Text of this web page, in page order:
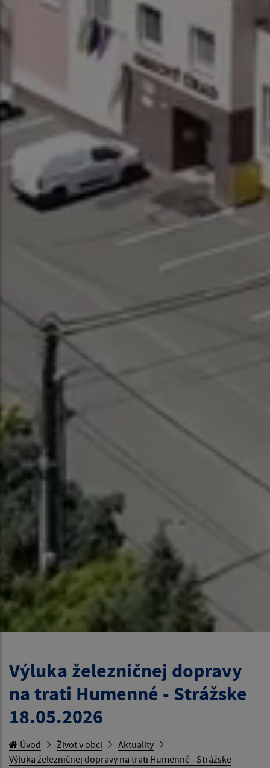
Výluka železničnej dopravy
na trati Humenné - Strážske
18.05.2026
Úvod Život v obci
Aktuality
Výluka železničnej dopravy na trati Humenné - Strážske